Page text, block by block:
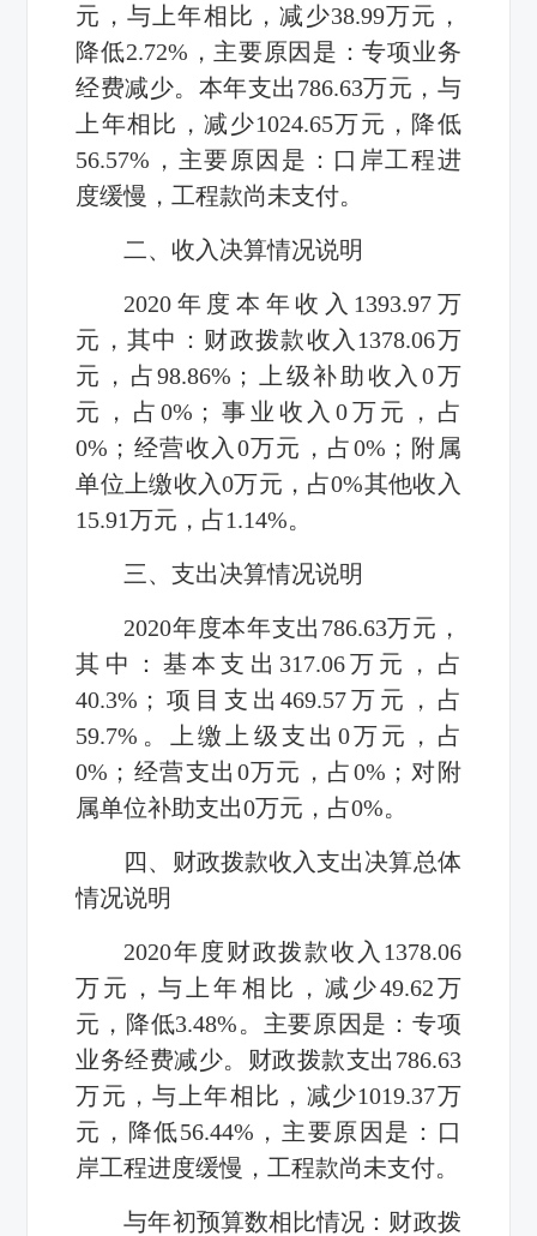
元，与上年相比，减少38.99万元，
降低2.72%，主要原因是：专项业务
经费减少。本年支出786.63万元，与
上年相比，减少1024.65万元，降低
56.57%，主要原因是：口岸工程进
度缓慢，工程款尚未支付。
二、收入决算情况说明
2020年度本年收入1393.97万
元，其中：财政拨款收入1378.06万
元，占98.86%；上级补助收入0万
元，占0%；事业收入0万元，占
0%；经营收入0万元，占0%；附属
单位上缴收入0万元，占0%其他收入
15.91万元，占1.14%。
三、支出决算情况说明
2020年度本年支出786.63万元，
其中：基本支出317.06万元，占
40.3%；项目支出469.57万元，占
59.7%。上缴上级支出0万元，占
0%；经营支出0万元，占0%；对附
属单位补助支出0万元，占0%。
四、财政拨款收入支出决算总体
情况说明
2020年度财政拨款收入1378.06
万元，与上年相比，减少49.62万
元，降低3.48%。主要原因是：专项
业务经费减少。财政拨款支出786.63
万元，与上年相比，减少1019.37万
元，降低56.44%，主要原因是：口
岸工程进度缓慢，工程款尚未支付。
与年初预算数相比情况：财政拨